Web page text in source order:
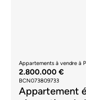
Appartements à vendre à
2.800.000 €
BCN073809733
Appartement